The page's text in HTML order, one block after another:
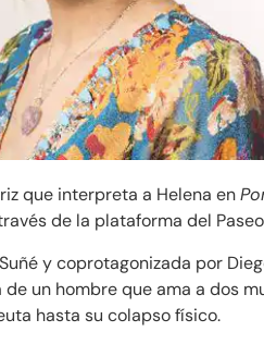
que interpreta a Helena en
de la plataforma del Paseo
y coprotagonizada por
un hombre que ama a dos
hasta su colapso físico.